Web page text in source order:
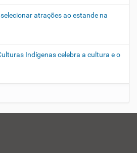
atrações ao estande na
Indígenas celebra a cultura e o